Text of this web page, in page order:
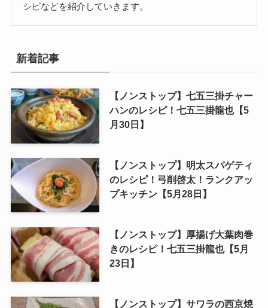
シピなどを紹介していきます。
新着記事
【ノンストップ】七五三掛チャー
ハンのレシピ！七五三掛龍也【5
月30日】
【ノンストップ】明太スパゲティ
のレシピ！弓削啓太！ランクアッ
プキッチン【5月28日】
【ノンストップ】厚揚げ大葉肉巻
きのレシピ！七五三掛龍也【5月
23日】
【ノンストップ】サワラの西京焼